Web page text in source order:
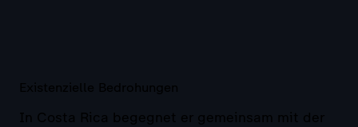
Existenzielle Bedrohungen
In Costa Rica begegnet er gemeinsam mit der